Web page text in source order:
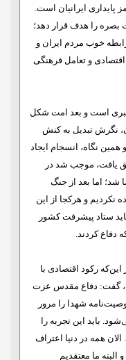
پایداری ایرانیان است.
بصره را هدف قرار دهد؛
رابطه خوب مردم ایران و
و تعامل فرهنگی
است و بعد امت شکل
نگرش تبدیل به کنش
همین نگاه، انسجام ایجاد
یافت، موجب شد در
شد؛ اما بعد از جنگ
نکردیم و هرکجا از این
ستاد پیشرفت کشور
دفاع کردند.
این‌که رکود اقتصادی با
گفت: دفاع مقدس عزت
شهدا را مرور
باید این تجربه را
همه در دنیا اعتراف
ما معتقدیم